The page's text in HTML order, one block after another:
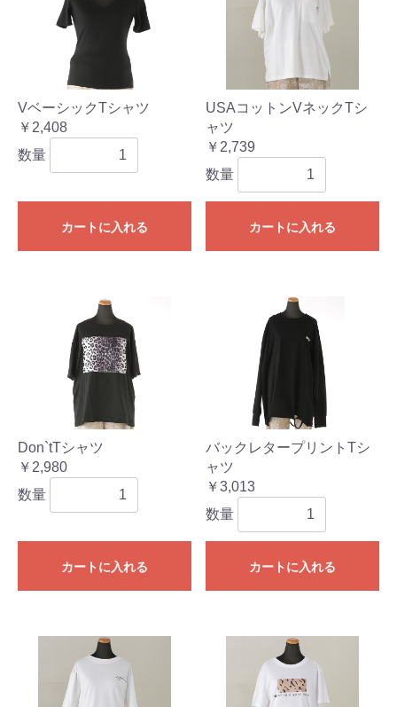
VベーシックTシャツ
￥2,408
数量
カートに入れる
USAコットンVネックTシ
ャツ
￥2,739
数量
カートに入れる
Don`tTシャツ
￥2,980
数量
カートに入れる
バックレタープリントTシ
ャツ
￥3,013
数量
カートに入れる